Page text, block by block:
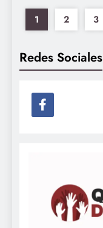
1 2 3
Redes Sociales